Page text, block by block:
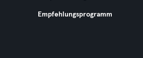
Empfehlungsprogramm